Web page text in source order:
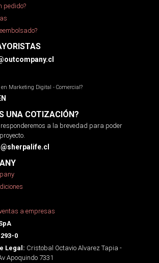
pedido?
Marketing Digital - Comercial?
UNA COTIZACIÓN?
responderemos a la brevedad para poder
a empresas
0
Legal: Cristobal Octavio Alvarez Tapia -
Apoquindo 7331